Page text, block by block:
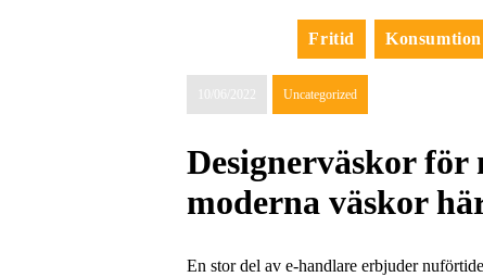
Fritid Konsumtion
10/06/2022 Uncategorized
Designerväskor
moderna väskor
En stor del av e-handlare erbjuder